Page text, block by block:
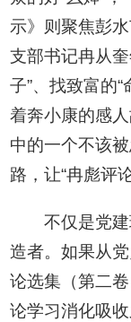
示》则聚焦彭
支部书记冉从
子”、找致富的
着奔小康的感
中的一个不该
路，让“冉彪评
不仅是党
造者。如果从
论选集（第二
论学习消化吸